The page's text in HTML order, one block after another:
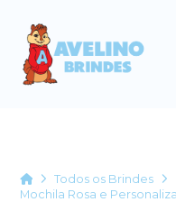
HomeTodos os Brindes
Mochila Rosa e